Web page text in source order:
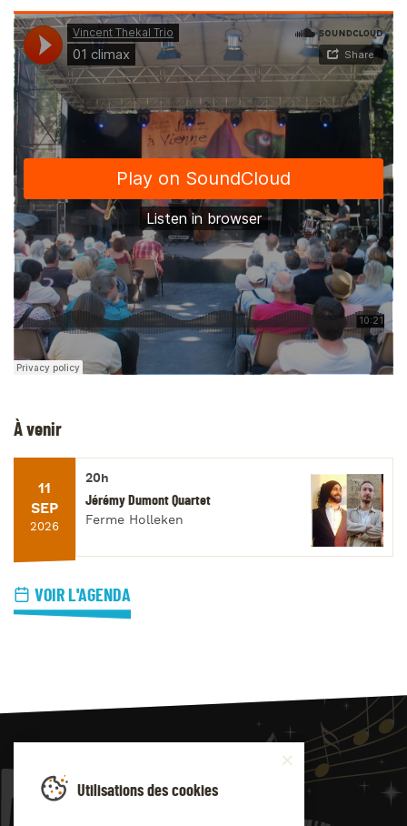
À venir
11
SEP
2026
20h
Jérémy Dumont Quartet
Ferme Holleken
VOIR L'AGENDA
JAZZ4
Utilisations des cookies